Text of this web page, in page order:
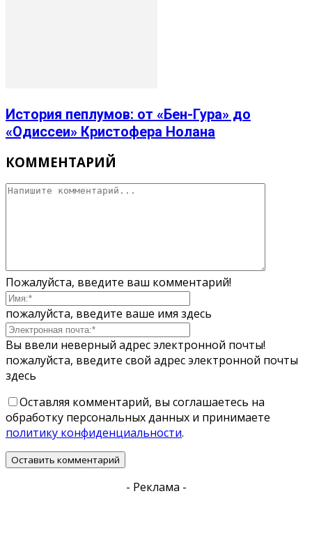
История пеплумов: от «Бен-Гура» до
«Одиссеи» Кристофера Нолана
КОММЕНТАРИЙ
Пожалуйста, введите ваш комментарий!
пожалуйста, введите ваше имя здесь
Вы ввели неверный адрес электронной почты!
пожалуйста, введите свой адрес электронной почты
здесь
Оставляя комментарий, вы соглашаетесь на
обработку персональных данных и принимаете
политику конфиденциальности.
- Реклама -